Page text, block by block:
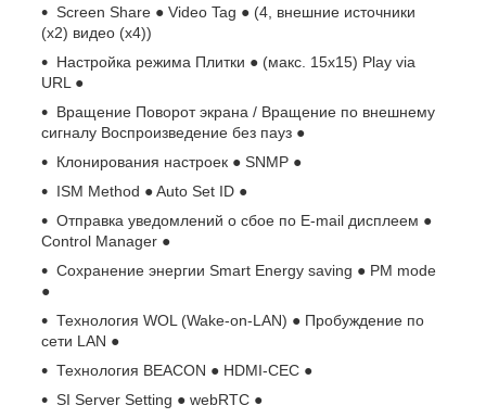
Screen Share ● Video Tag ● (4, внешние источники
(x2) видео (x4))
Настройка режима Плитки ● (макс. 15x15) Play via
URL ●
Вращение Поворот экрана / Вращение по внешнему
сигналу Воспроизведение без пауз ●
Клонирования настроек ● SNMP ●
ISM Method ● Auto Set ID ●
Отправка уведомлений о сбое по E-mail дисплеем ●
Control Manager ●
Сохранение энергии Smart Energy saving ● PM mode
●
Технология WOL (Wake-on-LAN) ● Пробуждение по
сети LAN ●
Технология BEACON ● HDMI-CEC ●
SI Server Setting ● webRTC ●